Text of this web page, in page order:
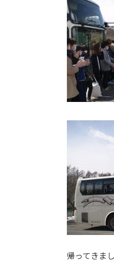
帰ってきま